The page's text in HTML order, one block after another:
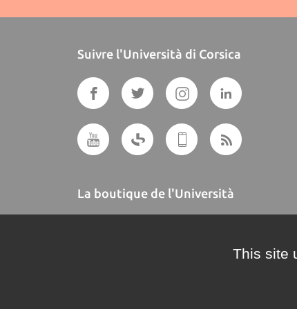
Suivre l'Università di Corsica
La boutique de l'Università
This site